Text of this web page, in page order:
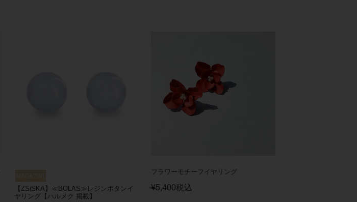
【ZSiSKA】≪BOLAS≫レジンボタンイ
ヤリング【ハルメク 掲載】
フラワーモチーフイヤリング
¥5,400税込